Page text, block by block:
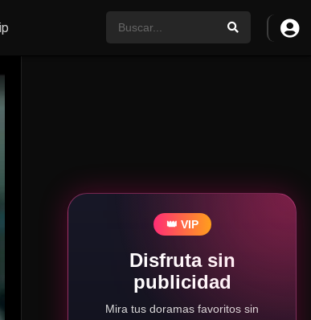
👑 VIP
Disfruta sin
publicidad
Mira tus doramas favoritos sin